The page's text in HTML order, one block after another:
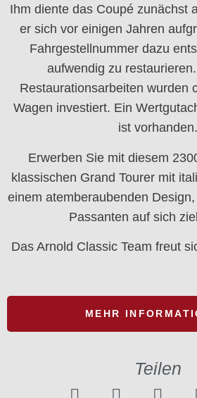
Ihm diente das Coupé zunächst
er sich vor einigen Jahren
Fahrgestellnummer dazu
aufwendig zu
Restaurationsarbeiten wurden
Wagen investiert. Ein
ist vorhanden.
Erwerben Sie mit diesem
klassischen Grand Tourer mit
einem atemberaubenden
Passanten auf sich
Das Arnold Classic Team freut
MEHR
Teilen